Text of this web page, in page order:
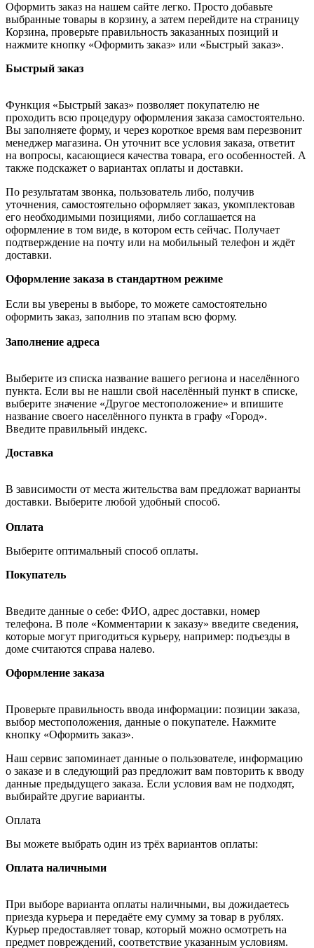
Оформить заказ на нашем сайте легко. Просто добавьте
выбранные товары в корзину, а затем перейдите на страницу
Корзина, проверьте правильность заказанных позиций и
нажмите кнопку «Оформить заказ» или «Быстрый заказ».
Быстрый заказ
Функция «Быстрый заказ» позволяет покупателю не
проходить всю процедуру оформления заказа самостоятельно.
Вы заполняете форму, и через короткое время вам перезвонит
менеджер магазина. Он уточнит все условия заказа, ответит
на вопросы, касающиеся качества товара, его особенностей. А
также подскажет о вариантах оплаты и доставки.
По результатам звонка, пользователь либо, получив
уточнения, самостоятельно оформляет заказ, укомплектовав
его необходимыми позициями, либо соглашается на
оформление в том виде, в котором есть сейчас. Получает
подтверждение на почту или на мобильный телефон и ждёт
доставки.
Оформление заказа в стандартном режиме
Если вы уверены в выборе, то можете самостоятельно
оформить заказ, заполнив по этапам всю форму.
Заполнение адреса
Выберите из списка название вашего региона и населённого
пункта. Если вы не нашли свой населённый пункт в списке,
выберите значение «Другое местоположение» и впишите
название своего населённого пункта в графу «Город».
Введите правильный индекс.
Доставка
В зависимости от места жительства вам предложат варианты
доставки. Выберите любой удобный способ.
Оплата
Выберите оптимальный способ оплаты.
Покупатель
Введите данные о себе: ФИО, адрес доставки, номер
телефона. В поле «Комментарии к заказу» введите сведения,
которые могут пригодиться курьеру, например: подъезды в
доме считаются справа налево.
Оформление заказа
Проверьте правильность ввода информации: позиции заказа,
выбор местоположения, данные о покупателе. Нажмите
кнопку «Оформить заказ».
Наш сервис запоминает данные о пользователе, информацию
о заказе и в следующий раз предложит вам повторить к вводу
данные предыдущего заказа. Если условия вам не подходят,
выбирайте другие варианты.
Оплата
Вы можете выбрать один из трёх вариантов оплаты:
Оплата наличными
При выборе варианта оплаты наличными, вы дожидаетесь
приезда курьера и передаёте ему сумму за товар в рублях.
Курьер предоставляет товар, который можно осмотреть на
предмет повреждений, соответствие указанным условиям.